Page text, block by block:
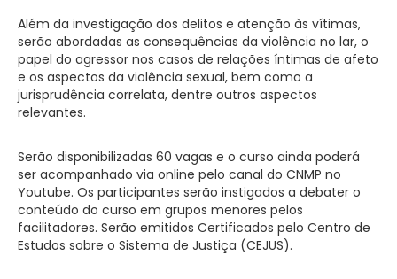
Além da investigação dos delitos e atenção às vítimas,
serão abordadas as consequências da violência no lar, o
papel do agressor nos casos de relações íntimas de afeto
e os aspectos da violência sexual, bem como a
jurisprudência correlata, dentre outros aspectos
relevantes.
Serão disponibilizadas 60 vagas e o curso ainda poderá
ser acompanhado via online pelo canal do CNMP no
Youtube. Os participantes serão instigados a debater o
conteúdo do curso em grupos menores pelos
facilitadores. Serão emitidos Certificados pelo Centro de
Estudos sobre o Sistema de Justiça (CEJUS).